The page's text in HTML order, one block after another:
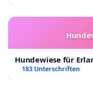
Hundewiese für
183 Unterschriften